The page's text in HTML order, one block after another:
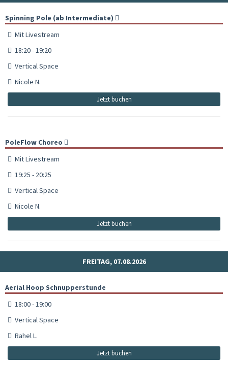
Spinning Pole (ab Intermediate)
Mit Livestream
18:20 - 19:20
Vertical Space
Nicole N.
Jetzt buchen
PoleFlow Choreo
Mit Livestream
19:25 - 20:25
Vertical Space
Nicole N.
Jetzt buchen
FREITAG, 07.08.2026
Aerial Hoop Schnupperstunde
18:00 - 19:00
Vertical Space
Rahel L.
Jetzt buchen